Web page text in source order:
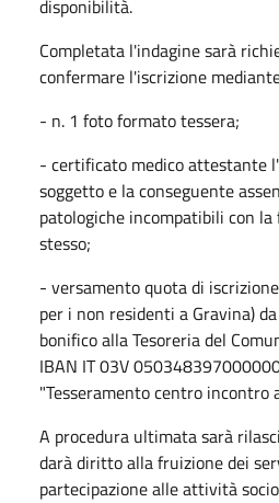
disponibilità.
Completata l'indagine sarà
confermare l'iscrizione
- n. 1 foto formato tessera;
- certificato medico attestante
soggetto e la conseguente
patologiche incompatibili con
stesso;
- versamento quota di
per i non residenti a Gravina)
bonifico alla Tesoreria del
IBAN IT 03V
"Tesseramento centro incontro
A procedura ultimata sarà
darà diritto alla fruizione dei
partecipazione alle attività